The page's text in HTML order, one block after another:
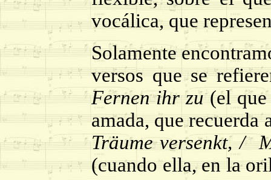
vocálica, que
Solamente
versos que se
Fernen ihr zu(el que
amada, que recuerda
Träume versenkt, /
(cuando ella, en la